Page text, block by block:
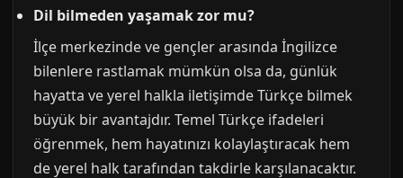
Dil bilmeden yaşamak zor mu?
İlçe merkezinde ve gençler arasında İngilizce
bilenlere rastlamak mümkün olsa da, günlük
hayatta ve yerel halkla iletişimde Türkçe bilmek
büyük bir avantajdır. Temel Türkçe ifadeleri
öğrenmek, hem hayatınızı kolaylaştıracak hem
de yerel halk tarafından takdirle karşılanacaktır.